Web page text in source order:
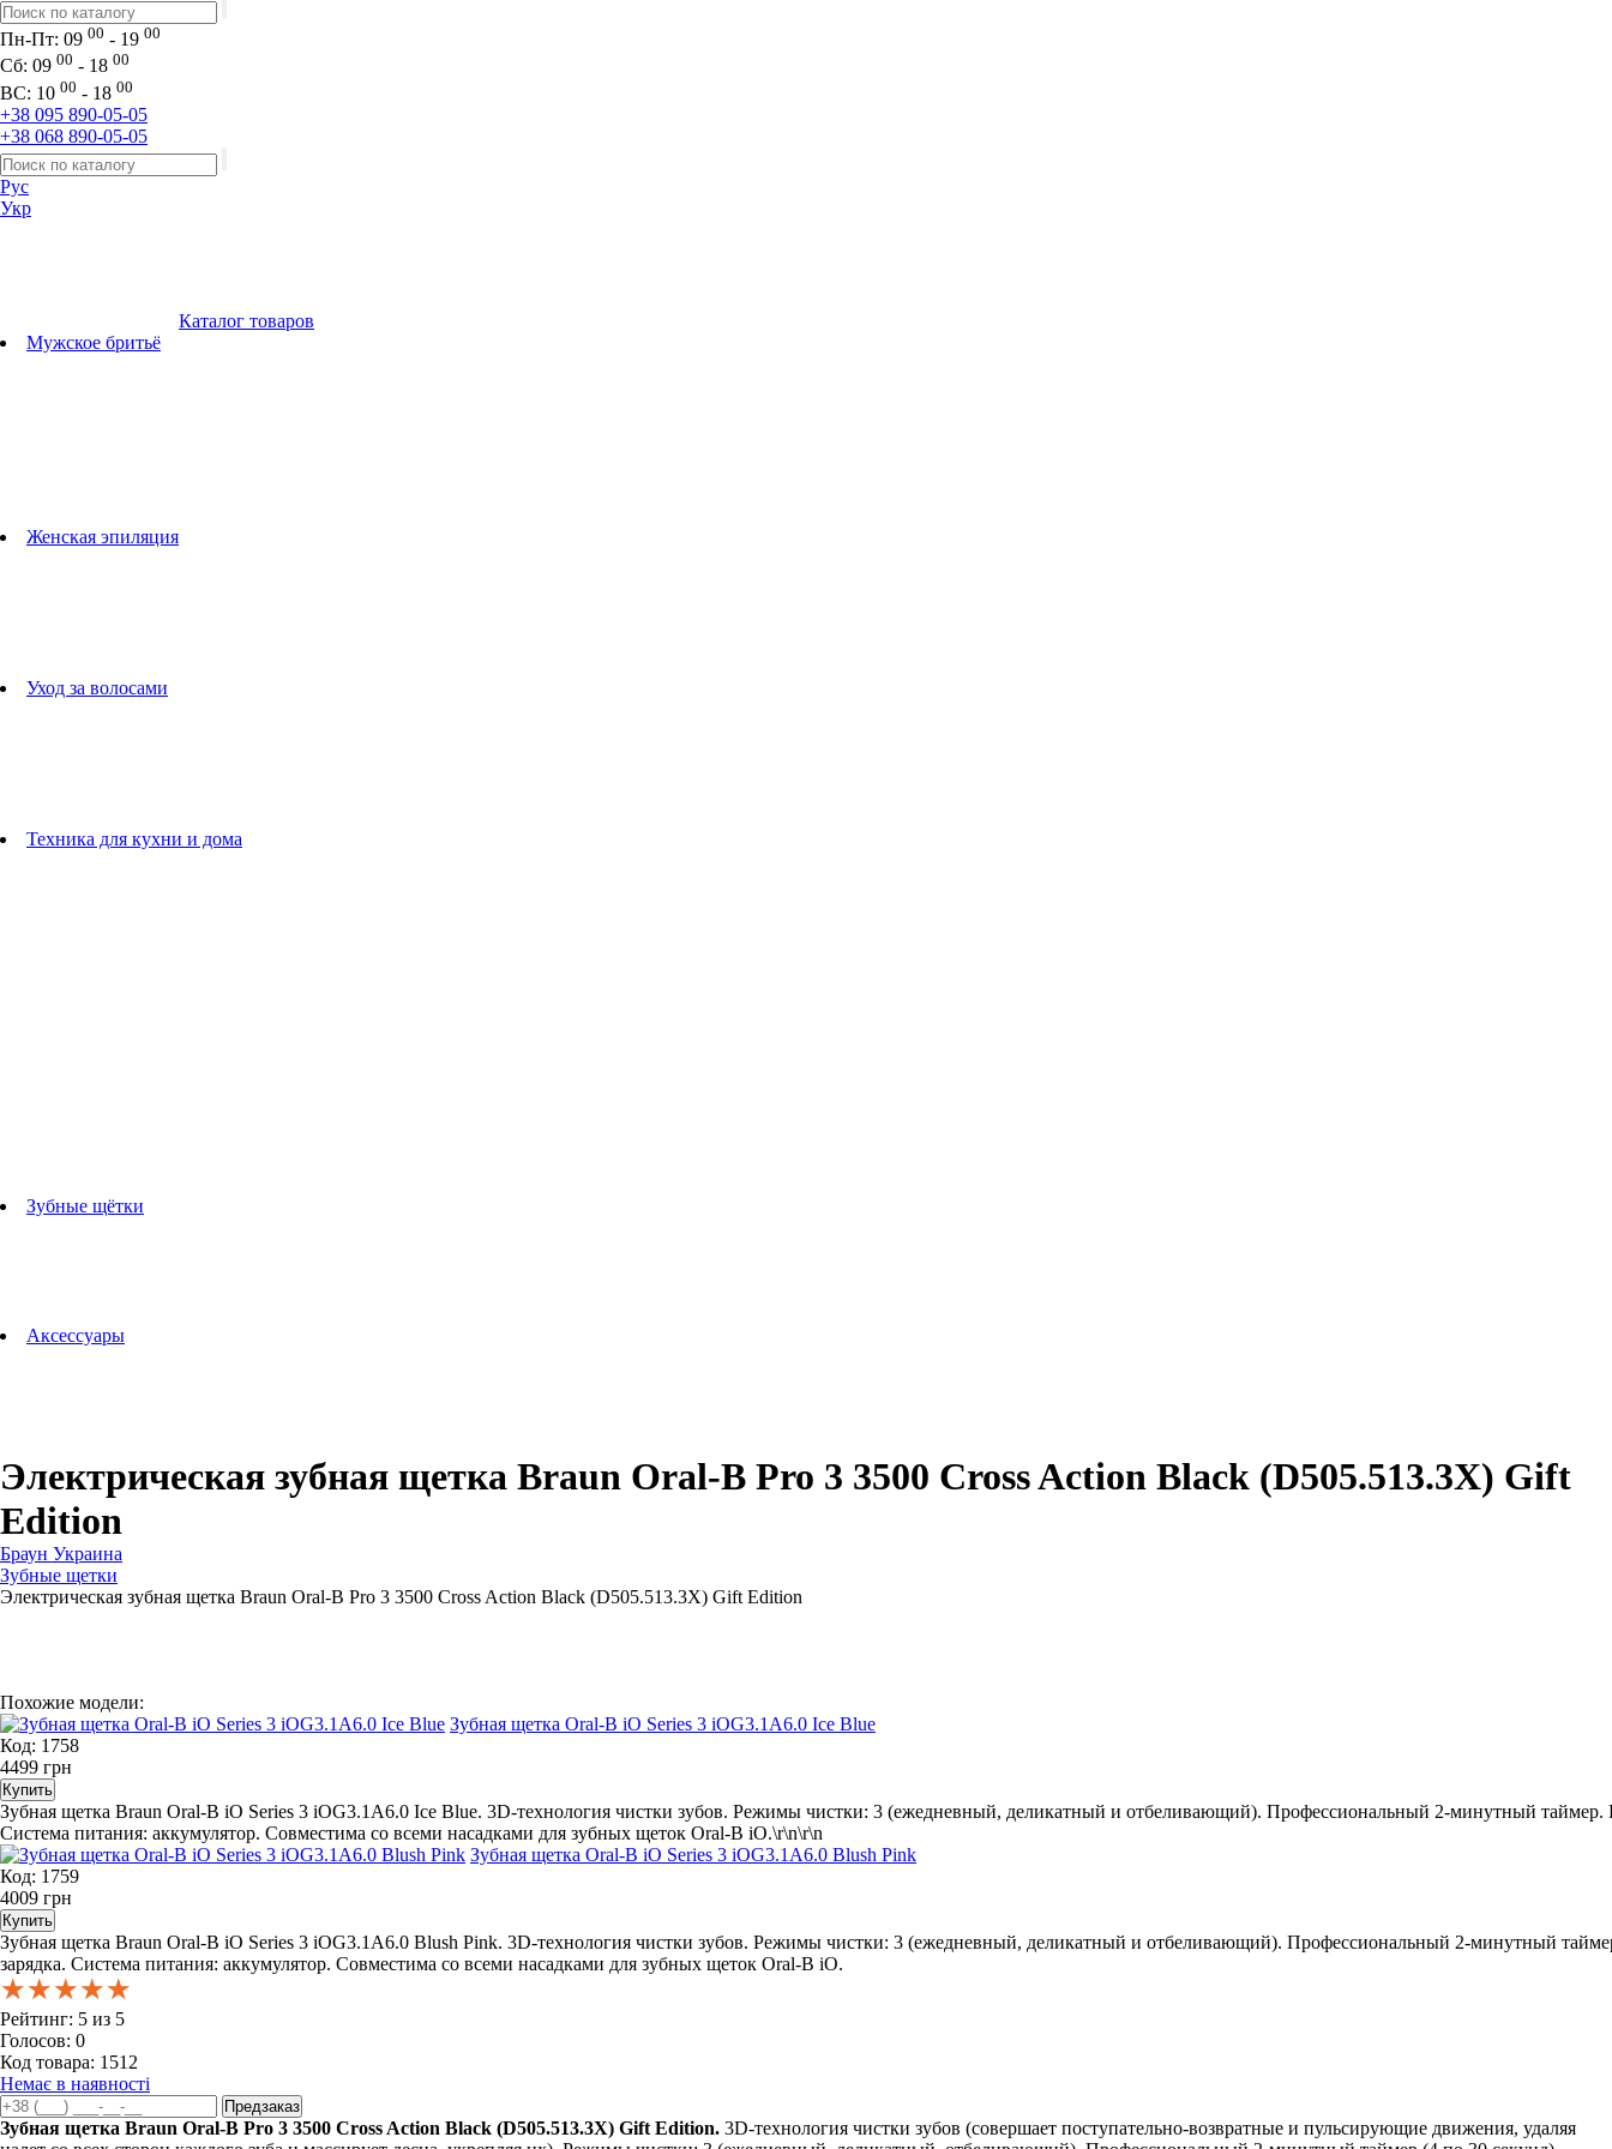
Пн-Пт: 09 00 - 19 00
Сб: 09 00 - 18 00
ВС: 10 00 - 18 00
+38 095 890-05-05
+38 068 890-05-05
Рус
Укр
Каталог товаров
Мужское бритьё
Женская эпиляция
Уход за волосами
Техника для кухни и дома
Зубные щётки
Аксессуары
Электрическая зубная щетка Braun Oral-B Pro 3 3500 Cross Action Black (D505.513.3X) Gift
Edition
Браун Украина
Зубные щетки
Электрическая зубная щетка Braun Oral-B Pro 3 3500 Cross Action Black (D505.513.3X) Gift Edition
Похожие модели:
Зубная щетка Oral-B iO Series 3 iOG3.1A6.0 Ice Blue
Код: 1758
4499 грн
Зубная щетка Braun Oral-B iO Series 3 iOG3.1A6.0 Ice Blue. 3D-технология чистки зубов. Режимы чистки: 3 (ежедневный, деликатный и отбеливающий). Профессиональный 2-минутный
Система питания: аккумулятор. Совместима со всеми насадками для зубных щеток Oral-B iO.\r\n\r\n
Зубная щетка Oral-B iO Series 3 iOG3.1A6.0 Blush Pink
Код: 1759
4009 грн
Зубная щетка Braun Oral-B iO Series 3 iOG3.1A6.0 Blush Pink. 3D-технология чистки зубов. Режимы чистки: 3 (ежедневный, деликатный и отбеливающий). Профессиональный 2-минутный
зарядка. Система питания: аккумулятор. Совместима со всеми насадками для зубных щеток Oral-B iO.
★★★★★
★★★★★
★★★★★
Рейтинг: 5 из 5
Голосов: 0
Код товара: 1512
Немає в наявності
Зубная щетка Braun Oral-B Pro 3 3500 Cross Action Black (D505.513.3X) Gift Edition. 3D-технология чистки зубов (совершает поступательно-возвратные и пульсирующие движения, удаляя